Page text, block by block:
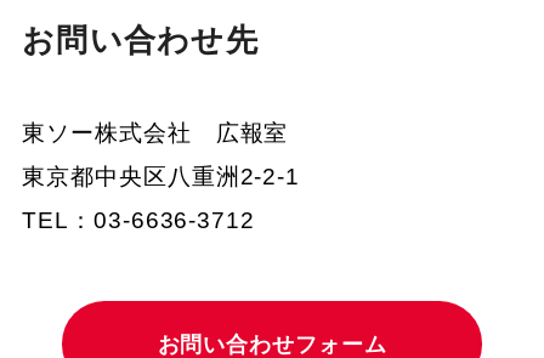
お問い合わせ先
東ソー株式会社 広報室
東京都中央区八重洲2-2-1
TEL：03-6636-3712
お問い合わせフォーム